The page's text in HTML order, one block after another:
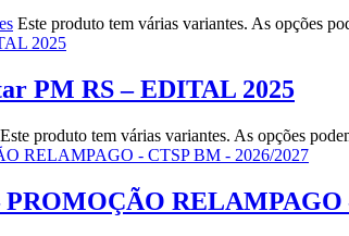
Este produto tem várias variantes. As opções
PM RS – EDITAL 2025
Este produto tem várias variantes. As opções
RELAMPAGO